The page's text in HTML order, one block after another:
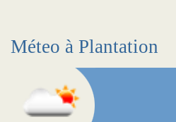
Méteo à Plantation